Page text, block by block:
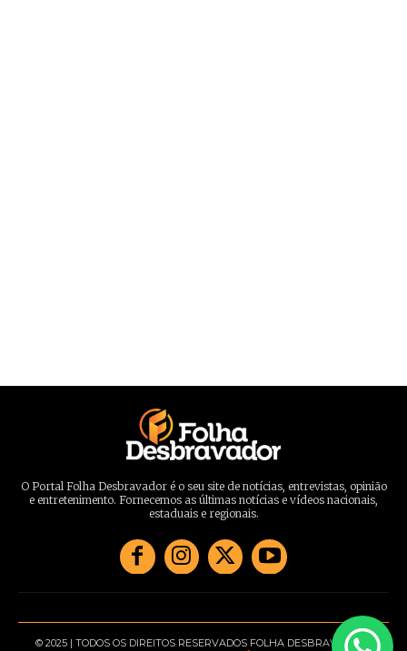
O Portal Folha Desbravador é o seu site de notícias, entrevistas, opinião
e entretenimento. Fornecemos as últimas notícias e vídeos nacionais,
estaduais e regionais.
© 2025 | TODOS OS DIREITOS RESERVADOS FOLHA DESBRAVADOR |